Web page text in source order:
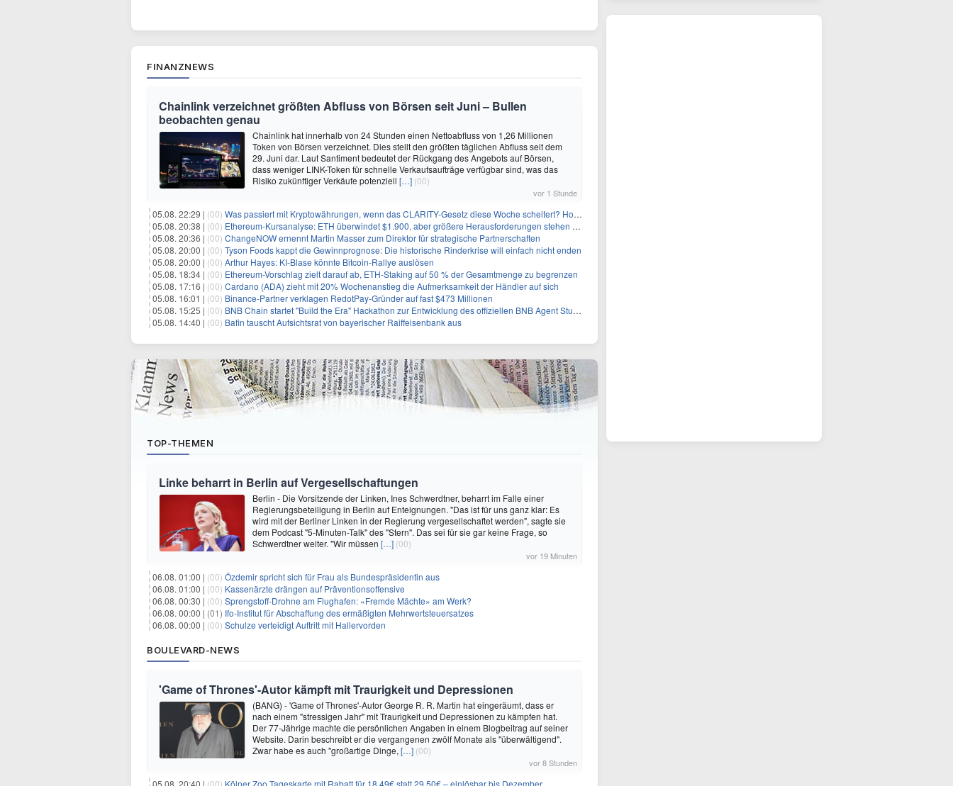
FINANZNEWS
Chainlink verzeichnet größten Abfluss von Börsen seit Juni – Bullen
beobachten genau
Chainlink hat innerhalb von 24 Stunden einen Nettoabfluss von 1,26 Millionen
Token von Börsen verzeichnet. Dies stellt den größten täglichen Abfluss seit dem
29. Juni dar. Laut Santiment bedeutet der Rückgang des Angebots auf Börsen,
dass weniger LINK-Token für schnelle Verkaufsaufträge verfügbar sind, was das
Risiko zukünftiger Verkäufe potenziell […] (00)
vor 1 Stunde
05.08. 22:29 | (00) Was passiert mit Kryptowährungen, wenn das CLARITY-Gesetz diese Woche scheitert? Hougan erklärt
05.08. 20:38 | (00) Ethereum-Kursanalyse: ETH überwindet $1.900, aber größere Herausforderungen stehen bevor
05.08. 20:36 | (00) ChangeNOW ernennt Martin Masser zum Direktor für strategische Partnerschaften
05.08. 20:00 | (00) Tyson Foods kappt die Gewinnprognose: Die historische Rinderkrise will einfach nicht enden
05.08. 20:00 | (00) Arthur Hayes: KI-Blase könnte Bitcoin-Rallye auslösen
05.08. 18:34 | (00) Ethereum-Vorschlag zielt darauf ab, ETH-Staking auf 50 % der Gesamtmenge zu begrenzen
05.08. 17:16 | (00) Cardano (ADA) zieht mit 20% Wochenanstieg die Aufmerksamkeit der Händler auf sich
05.08. 16:01 | (00) Binance-Partner verklagen RedotPay-Gründer auf fast $473 Millionen
05.08. 15:25 | (00) BNB Chain startet "Build the Era" Hackathon zur Entwicklung des offiziellen BNB Agent Studio Marktplatzes
05.08. 14:40 | (00) Bafin tauscht Aufsichtsrat von bayerischer Raiffeisenbank aus
TOP-THEMEN
Linke beharrt in Berlin auf Vergesellschaftungen
Berlin - Die Vorsitzende der Linken, Ines Schwerdtner, beharrt im Falle einer
Regierungsbeteiligung in Berlin auf Enteignungen. "Das ist für uns ganz klar: Es
wird mit der Berliner Linken in der Regierung vergesellschaftet werden", sagte sie
dem Podcast "5-Minuten-Talk" des "Stern". Das sei für sie gar keine Frage, so
Schwerdtner weiter. "Wir müssen […] (00)
vor 19 Minuten
06.08. 01:00 | (00) Özdemir spricht sich für Frau als Bundespräsidentin aus
06.08. 01:00 | (00) Kassenärzte drängen auf Präventionsoffensive
06.08. 00:30 | (00) Sprengstoff-Drohne am Flughafen: «Fremde Mächte» am Werk?
06.08. 00:00 | (01) Ifo-Institut für Abschaffung des ermäßigten Mehrwertsteuersatzes
06.08. 00:00 | (00) Schulze verteidigt Auftritt mit Hallervorden
BOULEVARD-NEWS
'Game of Thrones'-Autor kämpft mit Traurigkeit und Depressionen
(BANG) - 'Game of Thrones'-Autor George R. R. Martin hat eingeräumt, dass er
nach einem "stressigen Jahr" mit Traurigkeit und Depressionen zu kämpfen hat.
Der 77-Jährige machte die persönlichen Angaben in einem Blogbeitrag auf seiner
Website. Darin beschreibt er die vergangenen zwölf Monate als "überwältigend".
Zwar habe es auch "großartige Dinge, […] (00)
vor 8 Stunden
05.08. 20:40 | (00) Kölner Zoo Tageskarte mit Rabatt für 18,49€ statt 29,50€ – einlösbar bis Dezember